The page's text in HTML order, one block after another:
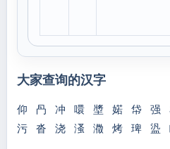
大家查询的汉字
仰 冎 冲 噮 墏 婼 帒 强
污
沓 浇 溞 瀓 烤 琕 盕